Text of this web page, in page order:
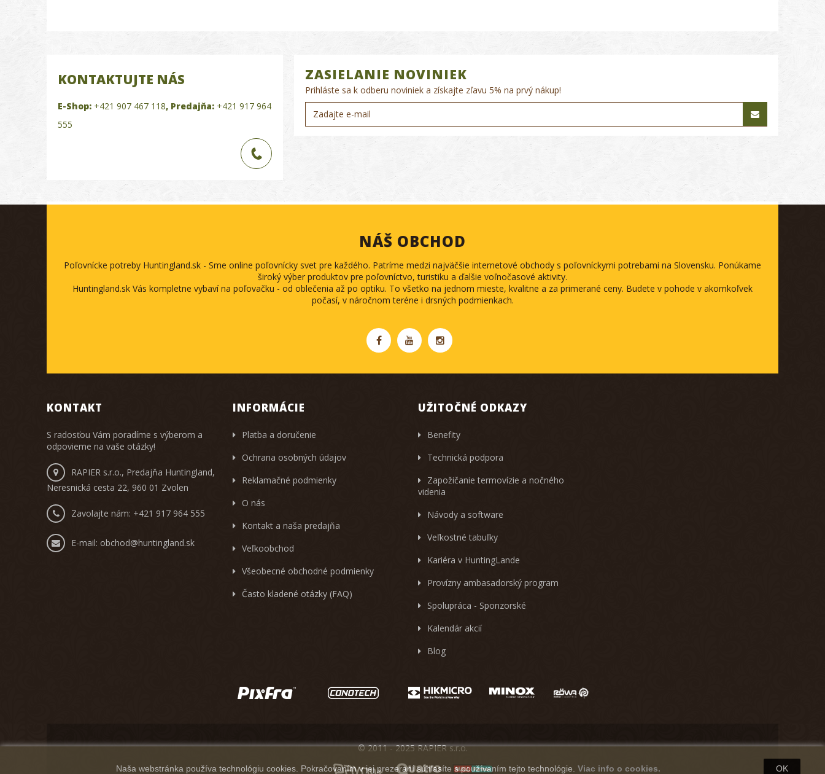
KONTAKTUJTE NÁS
E-Shop: +421 907 467 118, Predajňa: +421 917 964
555
ZASIELANIE NOVINIEK
Prihláste sa k odberu noviniek a získajte zľavu 5% na prvý nákup!
NÁŠ OBCHOD
Poľovnícke potreby Huntingland.sk - Sme online poľovnícky svet pre každého. Patríme medzi najväčšie internetové obchody s poľovníckymi potrebami na Slovensku. Ponúkame
široký výber produktov pre poľovníctvo, turistiku a ďalšie voľnočasové aktivity.
Huntingland.sk Vás kompletne vybaví na poľovačku - od oblečenia až po optiku. To všetko na jednom mieste, kvalitne a za primerané ceny. Budete v pohode v akomkoľvek
počasí, v náročnom teréne i drsných podmienkach.
KONTAKT
S radosťou Vám poradíme s výberom a
odpovieme na vaše otázky!
RAPIER s.r.o., Predajňa Huntingland,
Neresnická cesta 22, 960 01 Zvolen
Zavolajte nám: +421 917 964 555
E-mail: obchod@huntingland.sk
INFORMÁCIE
Platba a doručenie
Ochrana osobných údajov
Reklamačné podmienky
O nás
Kontakt a naša predajňa
Veľkoobchod
Všeobecné obchodné podmienky
Často kladené otázky (FAQ)
UŽITOČNÉ ODKAZY
Benefity
Technická podpora
Zapožičanie termovízie a nočného
videnia
Návody a software
Veľkostné tabuľky
Kariéra v HuntingLande
Provízny ambasadorský program
Spolupráca - Sponzorské
Kalendár akcií
Blog
Naša webstránka používa technológiu cookies. Pokračovaním v jej prezeraní súhlasíte s používaním tejto technológie. Viac info o cookies. OK
© 2011 - 2025 RAPIER s.r.o.